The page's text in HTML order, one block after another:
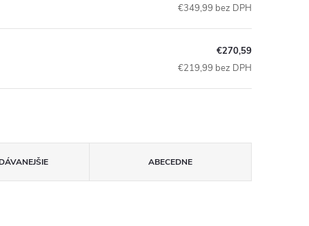
€349,99 bez DPH
€270,59
€219,99 bez DPH
ABECEDNE